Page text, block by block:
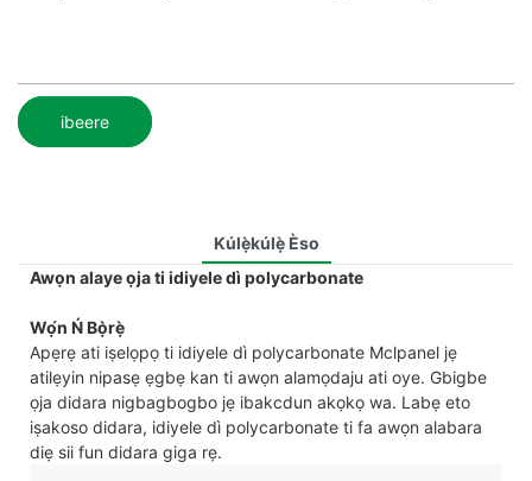
ibeere
Kúlẹ̀kúlẹ̀ Èso
Awọn alaye ọja ti idiyele dì polycarbonate
Wọ́n Ń Bọ̀rẹ̀
Apẹrẹ ati iṣelọpọ ti idiyele dì polycarbonate Mclpanel jẹ
atilẹyin nipasẹ ẹgbẹ kan ti awọn alamọdaju ati oye. Gbigbe
ọja didara nigbagbogbo jẹ ibakcdun akọkọ wa. Labẹ eto
iṣakoso didara, idiyele dì polycarbonate ti fa awọn alabara
diẹ sii fun didara giga rẹ.